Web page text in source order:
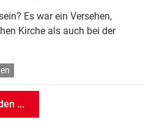
Es war ein Versehen,
Kirche als auch bei der
...